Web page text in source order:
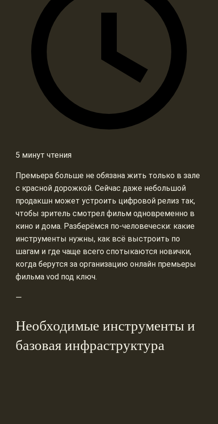
5 минут чтения
Премьера больше не обязана жить только в зале
с красной дорожкой. Сейчас даже небольшой
продакшн может устроить цифровой релиз так,
чтобы зритель смотрел фильм одновременно в
кино и дома. Разберёмся по‑человечески: какие
инструменты нужны, как всё выстроить по
шагам и где чаще всего спотыкаются новички,
когда берутся за организацию онлайн премьеры
фильма vod под ключ.
—
Необходимые инструменты и
базовая инфраструктура